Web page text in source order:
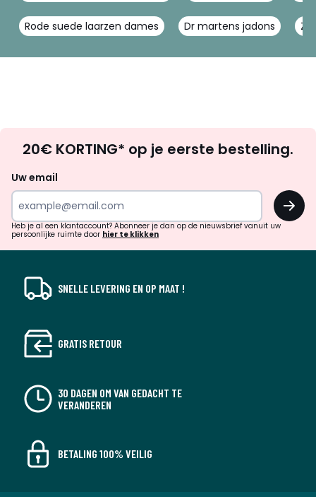
Rode suede laarzen dames Dr martens jadons
zoek
inspiratie
verrassingen?
20€ KORTING* op je eerste bestelling.
Uw email
OK
Heb je al een klantaccount? Abonneer je dan op de nieuwsbrief vanuit uw
persoonlijke ruimte door hier te klikken
SNELLE LEVERING EN OP MAAT !
GRATIS RETOUR
30 DAGEN OM VAN GEDACHT TE
VERANDEREN
BETALING 100% VEILIG